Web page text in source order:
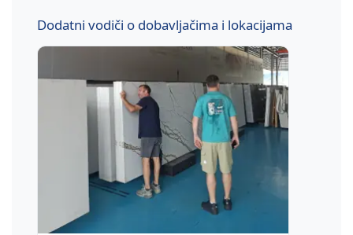
Dodatni vodiči o dobavljačima i lokacijama